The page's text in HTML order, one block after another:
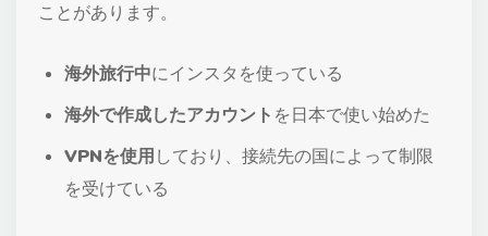
ことがあります。
海外旅行中にインスタを使っている
海外で作成したアカウント を日本で使い始めた
VPNを使用しており、接続先の国によって制限
を受けている